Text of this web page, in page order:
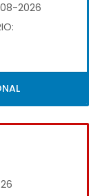
2026